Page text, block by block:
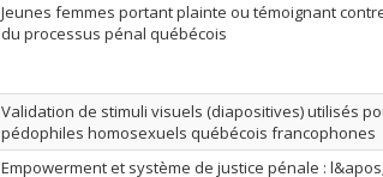
Jeunes femmes portant plainte ou témoignant
du processus pénal québécois
Validation de stimuli visuels (diapositives) utilisés
pédophiles homosexuels québécois francophones
Empowerment et système de justice pénale :